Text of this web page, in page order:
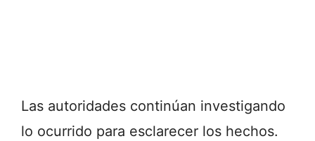
Las autoridades continúan investigando
lo ocurrido para esclarecer los hechos.